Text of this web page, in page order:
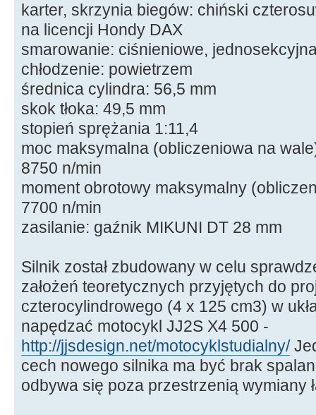
karter, skrzynia biegów: chiński
na licencji Hondy DAX
smarowanie: ciśnieniowe,
chłodzenie: powietrzem
średnica cylindra: 56,5 mm
skok tłoka: 49,5 mm
stopień sprężania 1:11,4
moc maksymalna (obliczeniowa na
8750 n/min
moment obrotowy maksymalny
7700 n/min
zasilanie: gaźnik MIKUNI DT 28 mm
Silnik został zbudowany w celu
założeń teoretycznych przyjętych do
czterocylindrowego (4 x 125 cm3) w
napędzać motocykl JJ2S X4 500 -
http://jjsdesign.net/motocyklstudialny/
cech nowego silnika ma być brak
odbywa się poza przestrzenią wymiany